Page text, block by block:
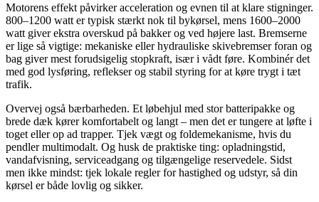
Motorens effekt påvirker acceleration og evnen til at klare stigninger.
800–1200 watt er typisk stærkt nok til bykørsel, mens 1600–2000
watt giver ekstra overskud på bakker og ved højere last. Bremserne
er lige så vigtige: mekaniske eller hydrauliske skivebremser foran og
bag giver mest forudsigelig stopkraft, især i vådt føre. Kombinér det
med god lysføring, reflekser og stabil styring for at køre trygt i tæt
trafik.
Overvej også bærbarheden. Et løbehjul med stor batteripakke og
brede dæk kører komfortabelt og langt – men det er tungere at løfte i
toget eller op ad trapper. Tjek vægt og foldemekanisme, hvis du
pendler multimodalt. Og husk de praktiske ting: opladningstid,
vandafvisning, serviceadgang og tilgængelige reservedele. Sidst
men ikke mindst: tjek lokale regler for hastighed og udstyr, så din
kørsel er både lovlig og sikker.